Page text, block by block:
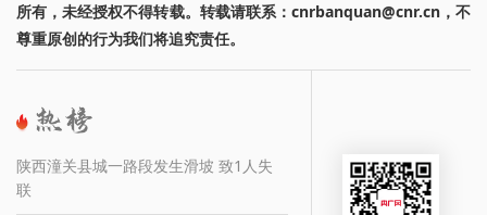
所有，未经授权不得转载。转载请联系：cnrbanquan@cnr.cn，不
尊重原创的行为我们将追究责任。
陕西潼关县城一路段发生滑坡 致1人失
联